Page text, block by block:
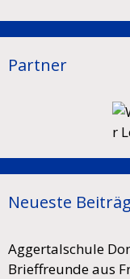
Partner
Neueste
Aggertalschule
Brieffreunde aus